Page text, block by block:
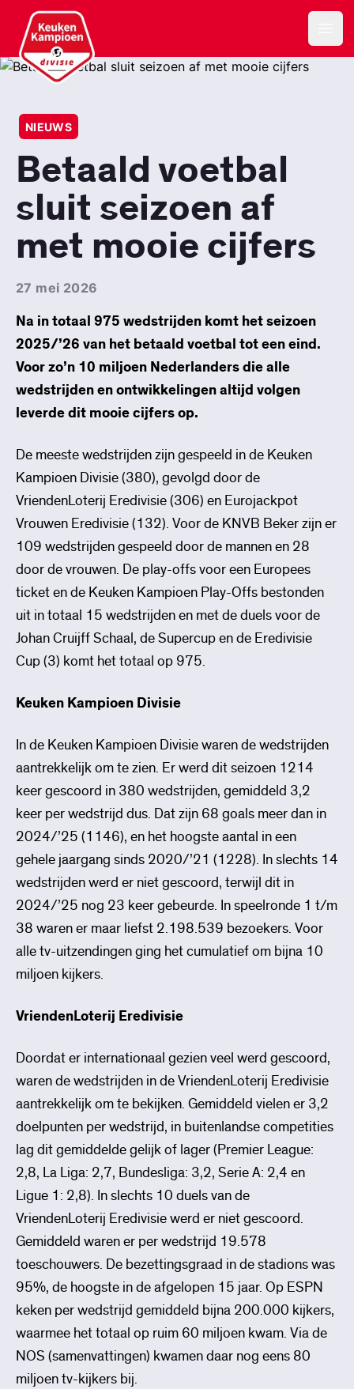
Keuken Kampioen Divisie
NIEUWS
Betaald voetbal
sluit seizoen af
met mooie cijfers
27 mei 2026
Na in totaal 975 wedstrijden komt het seizoen
2025/’26 van het betaald voetbal tot een eind.
Voor zo’n 10 miljoen Nederlanders die alle
wedstrijden en ontwikkelingen altijd volgen
leverde dit mooie cijfers op.
De meeste wedstrijden zijn gespeeld in de Keuken
Kampioen Divisie (380), gevolgd door de
VriendenLoterij Eredivisie (306) en Eurojackpot
Vrouwen Eredivisie (132). Voor de KNVB Beker zijn er
109 wedstrijden gespeeld door de mannen en 28
door de vrouwen. De play-offs voor een Europees
ticket en de Keuken Kampioen Play-Offs bestonden
uit in totaal 15 wedstrijden en met de duels voor de
Johan Cruijff Schaal, de Supercup en de Eredivisie
Cup (3) komt het totaal op 975.
Keuken Kampioen Divisie
In de Keuken Kampioen Divisie waren de wedstrijden
aantrekkelijk om te zien. Er werd dit seizoen 1214
keer gescoord in 380 wedstrijden, gemiddeld 3,2
keer per wedstrijd dus. Dat zijn 68 goals meer dan in
2024/’25 (1146), en het hoogste aantal in een
gehele jaargang sinds 2020/’21 (1228). In slechts 14
wedstrijden werd er niet gescoord, terwijl dit in
2024/’25 nog 23 keer gebeurde. In speelronde 1 t/m
38 waren er maar liefst 2.198.539 bezoekers. Voor
alle tv-uitzendingen ging het cumulatief om bijna 10
miljoen kijkers.
VriendenLoterij Eredivisie
Doordat er internationaal gezien veel werd gescoord,
waren de wedstrijden in de VriendenLoterij Eredivisie
aantrekkelijk om te bekijken. Gemiddeld vielen er 3,2
doelpunten per wedstrijd, in buitenlandse competities
lag dit gemiddelde gelijk of lager (Premier League:
2,8, La Liga: 2,7, Bundesliga: 3,2, Serie A: 2,4 en
Ligue 1: 2,8). In slechts 10 duels van de
VriendenLoterij Eredivisie werd er niet gescoord.
Gemiddeld waren er per wedstrijd 19.578
toeschouwers. De bezettingsgraad in de stadions was
95%, de hoogste in de afgelopen 15 jaar. Op ESPN
keken per wedstrijd gemiddeld bijna 200.000 kijkers,
waarmee het totaal op ruim 60 miljoen kwam. Via de
NOS (samenvattingen) kwamen daar nog eens 80
miljoen tv-kijkers bij.